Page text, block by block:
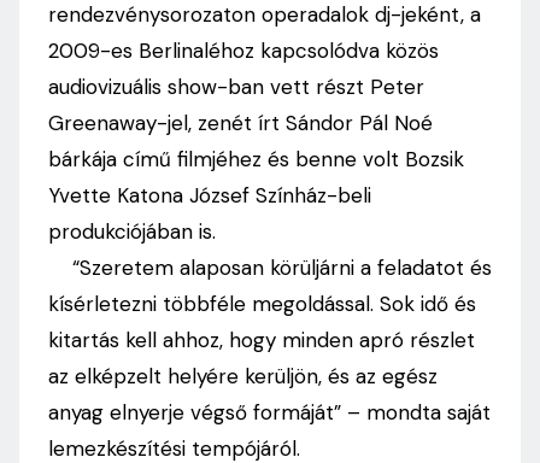
rendezvénysorozaton operadalok dj-jeként, a
2009-es Berlinaléhoz kapcsolódva közös
audiovizuális show-ban vett részt Peter
Greenaway-jel, zenét írt Sándor Pál Noé
bárkája című filmjéhez és benne volt Bozsik
Yvette Katona József Színház-beli
produkciójában is.
“Szeretem alaposan körüljárni a feladatot és
kísérletezni többféle megoldással. Sok idő és
kitartás kell ahhoz, hogy minden apró részlet
az elképzelt helyére kerüljön, és az egész
anyag elnyerje végső formáját” – mondta saját
lemezkészítési tempójáról.